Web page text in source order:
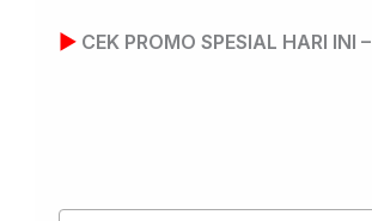
▶ CEK PROMO SPESIAL HARI INI –